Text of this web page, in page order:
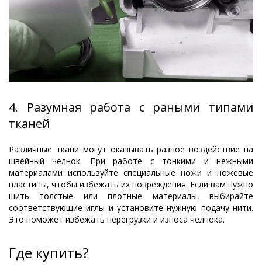
4. Разумная работа с раными типами
тканей
Различные ткани могут оказывать разное воздействие на
швейный челнок. При работе с тонкими и нежными
материалами используйте специальные ножи и ножевые
пластины, чтобы избежать их повреждения. Если вам нужно
шить толстые или плотные материалы, выбирайте
соответствующие иглы и установите нужную подачу нити.
Это поможет избежать перегрузки и износа челнока.
Где купить?